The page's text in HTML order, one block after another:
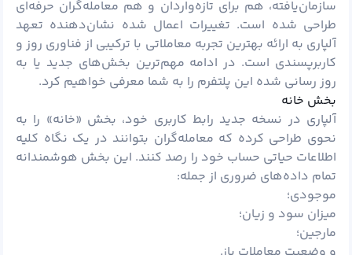
سازمان‌یافته، هم برای تازه‌واردان و هم معامله‌گران حرفه‌ای
طراحی شده است. تغییرات اعمال شده نشان‌دهنده تعهد
آلپاری به ارائه بهترین تجربه معاملاتی با ترکیبی از فناوری روز و
کاربرپسندی است. در ادامه مهم‌ترین بخش‌های جدید یا به
روز رسانی شده این پلتفرم را به شما معرفی خواهیم کرد.
ﺑﺨﺶ ﺧﺎﻧﻪ
آلپاری در نسخه جدید رابط کاربری خود، بخش «خانه» را به
نحوی طراحی کرده که معامله‌گران بتوانند در یک نگاه کلیه
اطلاعات حیاتی حساب خود را رصد کنند. این بخش هوشمندانه
تمام داده‌های ضروری از جمله:
موجودی؛
میزان سود و زیان؛
مارجین؛